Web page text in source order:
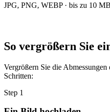
JPG, PNG, WEBP · bis zu 10 MB
So vergrößern Sie
Vergrößern Sie die
Schritten:
Step 1